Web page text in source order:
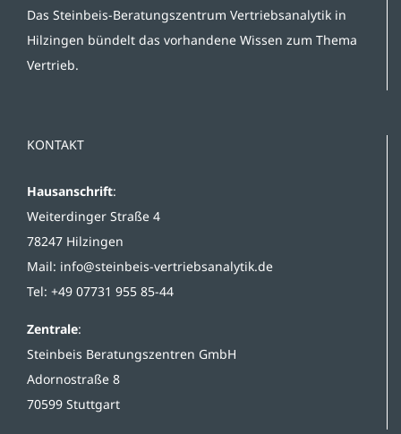
Das Steinbeis-Beratungszentrum Vertriebsanalytik in
Hilzingen bündelt das vorhandene Wissen zum Thema
Vertrieb.
KONTAKT
Hausanschrift:
Weiterdinger Straße 4
78247 Hilzingen
Mail: info@steinbeis-vertriebsanalytik.de
Tel: +49 07731 955 85-44
Zentrale:
Steinbeis Beratungszentren GmbH
Adornostraße 8
70599 Stuttgart